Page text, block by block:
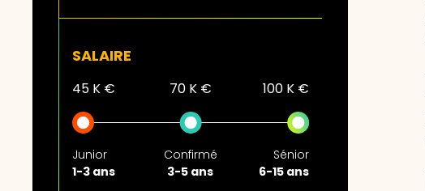
SALAIRE
45 K € 70 K € 100 K €
Junior
1-3 ans
Confirmé
3-5 ans
Sénior
6-15 ans